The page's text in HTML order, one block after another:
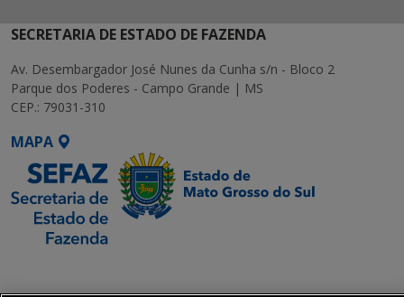
SECRETARIA DE ESTADO DE FAZENDA
Av. Desembargador José Nunes da Cunha s/n - Bloco 2
Parque dos Poderes - Campo Grande | MS
CEP.: 79031-310
MAPA